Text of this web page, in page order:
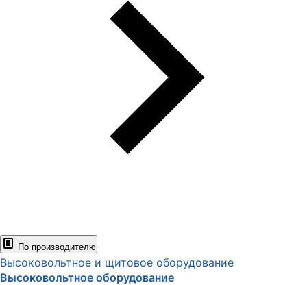
По производителю
Высоковольтное и щитовое оборудование
Высоковольтное оборудование